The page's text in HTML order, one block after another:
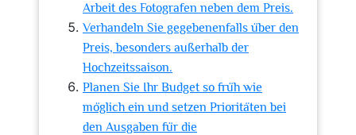
Arbeit des Fotografen neben dem Preis.
Verhandeln Sie gegebenenfalls über den
Preis, besonders außerhalb der
Hochzeitssaison.
Planen Sie Ihr Budget so früh wie
möglich ein und setzen Prioritäten bei
den Ausgaben für die